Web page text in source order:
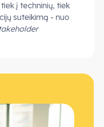
į techninių, tiek
suteikimą - nuo